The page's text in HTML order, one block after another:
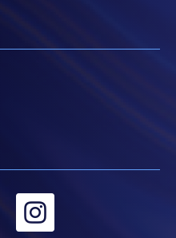
转